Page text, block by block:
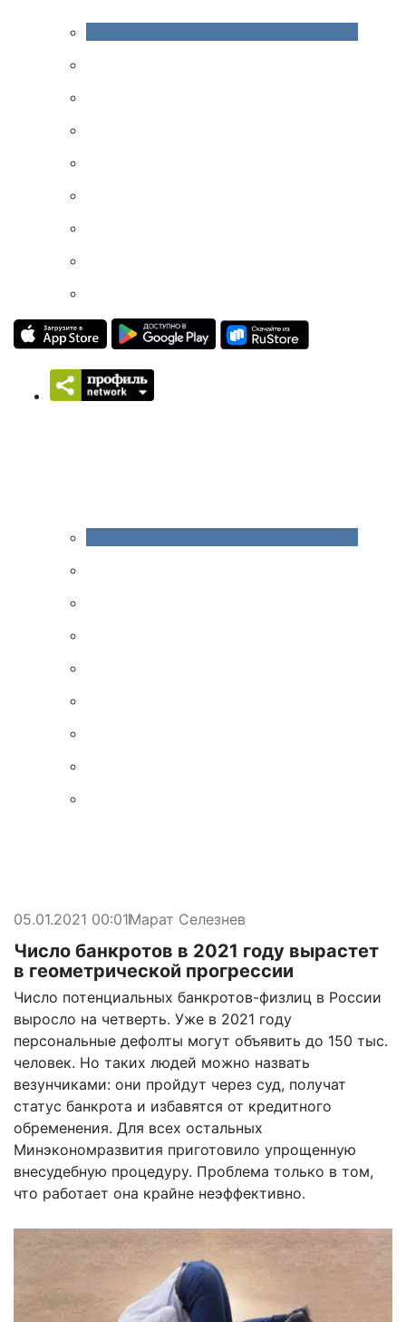
05.01.2021 00:01Марат Селезнев
Число банкротов в 2021 году вырастет
в геометрической прогрессии
Число потенциальных банкротов-физлиц в России
выросло на четверть. Уже в 2021 году
персональные дефолты могут объявить до 150 тыс.
человек. Но таких людей можно назвать
везунчиками: они пройдут через суд, получат
статус банкрота и избавятся от кредитного
обременения. Для всех остальных
Минэкономразвития приготовило упрощенную
внесудебную процедуру. Проблема только в том,
что работает она крайне неэффективно.